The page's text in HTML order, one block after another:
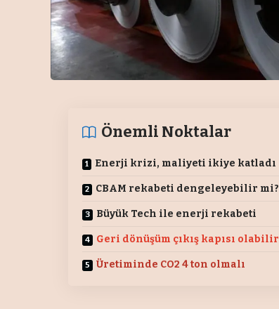
Önemli Noktalar
Enerji krizi, maliyeti ikiye katladı
CBAM rekabeti dengeleyebilir mi?
Büyük Tech ile enerji rekabeti
Geri dönüşüm çıkış kapısı olabilir
Üretiminde CO2 4 ton olmalı